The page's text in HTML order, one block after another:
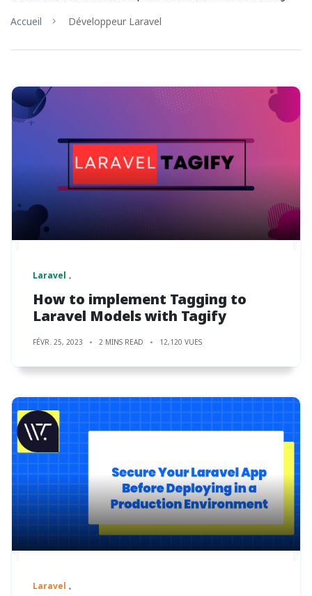
Accueil
Développeur Laravel
Laravel
How to implement Tagging to
Laravel Models with Tagify
FÉVR. 25, 2023 2 MINS READ 12,120 VUES
Laravel